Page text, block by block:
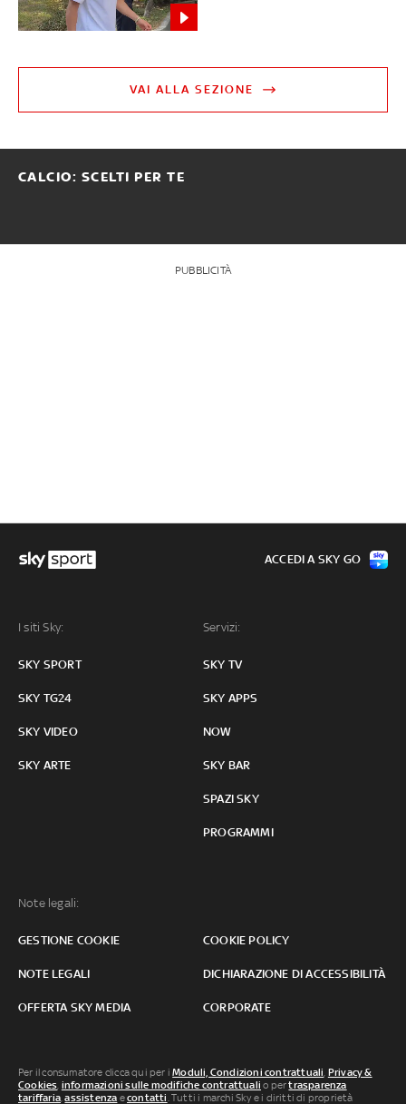
VAI ALLA SEZIONE
CALCIO: SCELTI PER TE
PUBBLICITÀ
I siti Sky:
SKY SPORT
SKY TG24
SKY VIDEO
SKY ARTE
Servizi:
SKY TV
SKY APPS
NOW
SKY BAR
SPAZI SKY
PROGRAMMI
Note legali:
GESTIONE COOKIE COOKIE POLICY
NOTE LEGALI DICHIARAZIONE DI ACCESSIBILITÀ
OFFERTA SKY MEDIA CORPORATE
ACCEDI A SKY GO
Per il consumatore clicca qui per iModuli, Condizioni contrattuali, Privacy &
Cookies, informazioni sulle modifiche contrattuali o pertrasparenza
tariffaria,assistenza econtatti. Tutti i marchi Sky e i diritti di proprietà